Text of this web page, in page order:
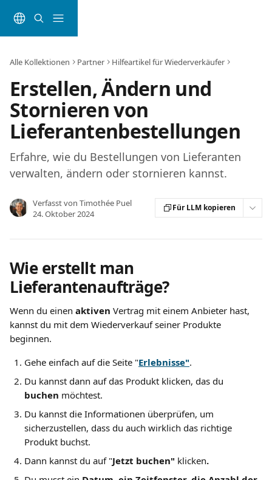
Alle Kollektionen Partner Hilfeartikel für Wiederverkäufer
Erstellen, Ändern und
Stornieren von
Lieferantenbestellungen
Erfahre, wie du Bestellungen von Lieferanten
verwalten, ändern oder stornieren kannst.
Verfasst von Timothée Puel
24. Oktober 2024
Für LLM kopieren
Wie erstellt man
Lieferantenaufträge?
Wenn du einen aktiven Vertrag mit einem Anbieter hast,
kannst du mit dem Wiederverkauf seiner Produkte
beginnen.
Gehe einfach auf die Seite "Erlebnisse".
Du kannst dann auf das Produkt klicken, das du
buchen möchtest.
Du kannst die Informationen überprüfen, um
sicherzustellen, dass du auch wirklich das richtige
Produkt buchst.
Dann kannst du auf "Jetzt buchen" klicken.